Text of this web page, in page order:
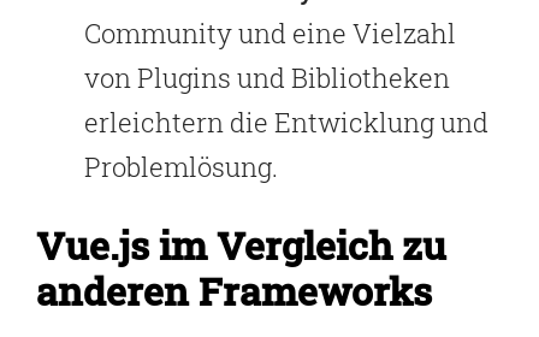
Community und eine Vielzahl
von Plugins und Bibliotheken
erleichtern die Entwicklung und
Problemlösung.
Vue.js im Vergleich zu
anderen Frameworks